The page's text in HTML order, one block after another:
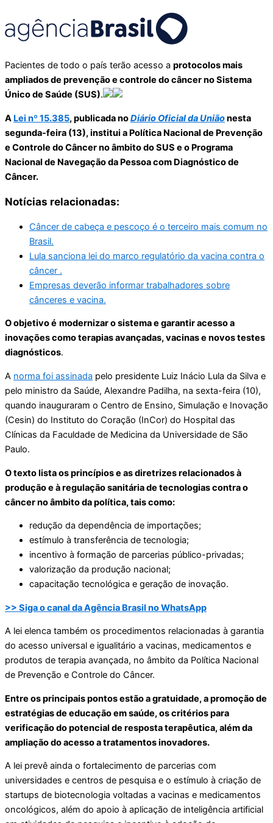
Pacientes de todo o país terão acesso a protocolos mais
ampliados de prevenção e controle do câncer no Sistema
Único de Saúde (SUS).
A Lei nº 15.385, publicada noDiário Oficial da Uniãonesta
segunda-feira (13), institui a Política Nacional de Prevenção
e Controle do Câncer no âmbito do SUS e o Programa
Nacional de Navegação da Pessoa com Diagnóstico de
Câncer.
Notícias relacionadas:
Câncer de cabeça e pescoço é o terceiro mais comum no
Brasil.
Lula sanciona lei do marco regulatório da vacina contra o
câncer .
Empresas deverão informar trabalhadores sobre
cânceres e vacina.
O objetivo é modernizar o sistema e garantir acesso a
inovações como terapias avançadas, vacinas e novos testes
diagnósticos.
A norma foi assinada pelo presidente Luiz Inácio Lula da Silva e
pelo ministro da Saúde, Alexandre Padilha, na sexta-feira (10),
quando inauguraram o Centro de Ensino, Simulação e Inovação
(Cesin) do Instituto do Coração (InCor) do Hospital das
Clínicas da Faculdade de Medicina da Universidade de São
Paulo.
O texto lista os princípios e as diretrizes relacionados à
produção e à regulação sanitária de tecnologias contra o
câncer no âmbito da política, tais como:
redução da dependência de importações;
estímulo à transferência de tecnologia;
incentivo à formação de parcerias público-privadas;
valorização da produção nacional;
capacitação tecnológica e geração de inovação.
>> Siga o canal da Agência Brasil no WhatsApp
A lei elenca também os procedimentos relacionadas à garantia
do acesso universal e igualitário a vacinas, medicamentos e
produtos de terapia avançada, no âmbito da Política Nacional
de Prevenção e Controle do Câncer.
Entre os principais pontos estão a gratuidade, a promoção de
estratégias de educação em saúde, os critérios para
verificação do potencial de resposta terapêutica, além da
ampliação do acesso a tratamentos inovadores.
A lei prevê ainda o fortalecimento de parcerias com
universidades e centros de pesquisa e o estímulo à criação de
startups de biotecnologia voltadas a vacinas e medicamentos
oncológicos, além do apoio à aplicação de inteligência artificial